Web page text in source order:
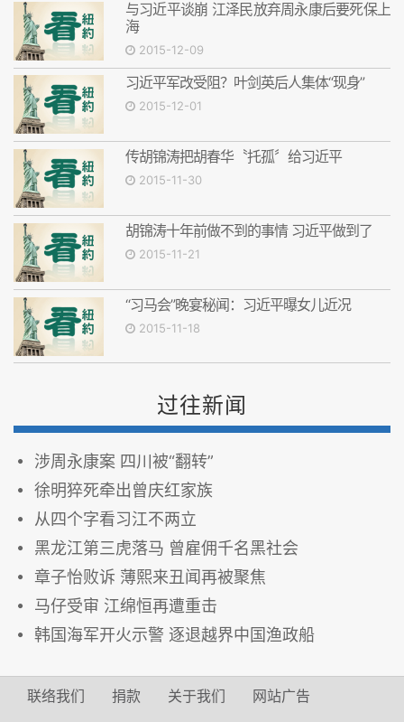
与习近平谈崩 江泽民放弃周永康后要死保上
海
2015-12-09
习近平军改受阻？叶剑英后人集体“现身”
2015-12-01
传胡锦涛把胡春华〝托孤〞给习近平
2015-11-30
胡锦涛十年前做不到的事情 习近平做到了
2015-11-21
“习马会”晚宴秘闻：习近平曝女儿近况
2015-11-18
过往新闻
涉周永康案 四川被“翻转”
徐明猝死牵出曾庆红家族
从四个字看习江不两立
黑龙江第三虎落马 曾雇佣千名黑社会
章子怡败诉 薄熙来丑闻再被聚焦
马仔受审 江绵恒再遭重击
韩国海军开火示警 逐退越界中国渔政船
联络我们 捐款 关于我们 网站广告